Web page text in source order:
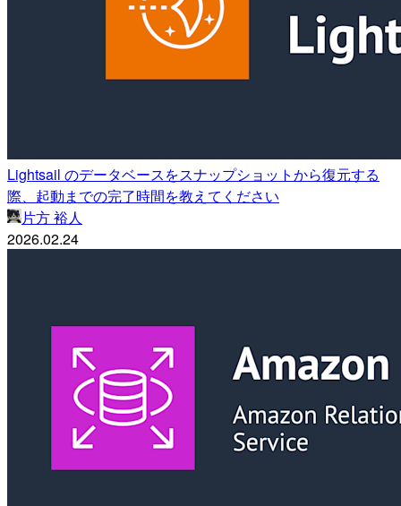
Lightsail のデータベースをスナップショットから復元する
際、起動までの完了時間を教えてください
片方 裕人
2026.02.24